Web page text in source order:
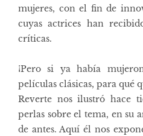
mujeres, con el fin de
cuyas actrices han
críticas.
¡Pero si ya había
películas clásicas, para qué
Reverte nos ilustró hace
perlas sobre el tema, en su
de antes. Aquí él nos